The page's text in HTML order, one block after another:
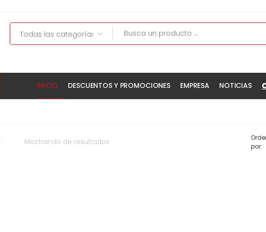
Search
INICIO DESCUENTOS Y PROMOCIONES EMPRESA NOTICIAS
Mostrando de resultados
por: